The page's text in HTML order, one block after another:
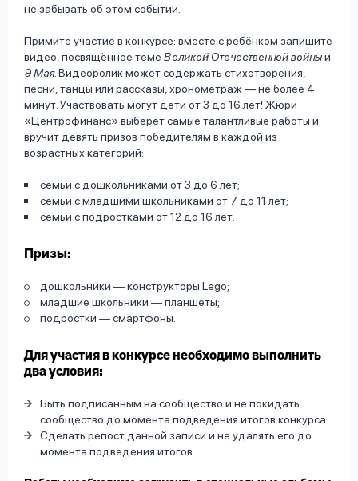
не забывать об этом событии.
Примите участие в конкурсе: вместе с ребёнком запишите
видео, посвящённое теме Великой Отечественной войныи
9 Мая. Видеоролик может содержать стихотворения,
песни, танцы или рассказы, хронометраж — не более 4
минут. Участвовать могут дети от 3 до 16 лет! Жюри
«Центрофинанс» выберет самые талантливые работы и
вручит девять призов победителям в каждой из
возрастных категорий:
cемьи с дошкольниками от 3 до 6 лет;
семьи с младшими школьниками от 7 до 11 лет;
семьи с подростками от 12 до 16 лет.
Призы:
дошкольники — конструкторы Lego;
младшие школьники — планшеты;
подростки — смартфоны.
Для участия в конкурсе необходимо выполнить
два условия:
Быть подписанным на сообщество и не покидать
сообщество до момента подведения итогов конкурса.
Сделать репост данной записи и не удалять его до
момента подведения итогов.